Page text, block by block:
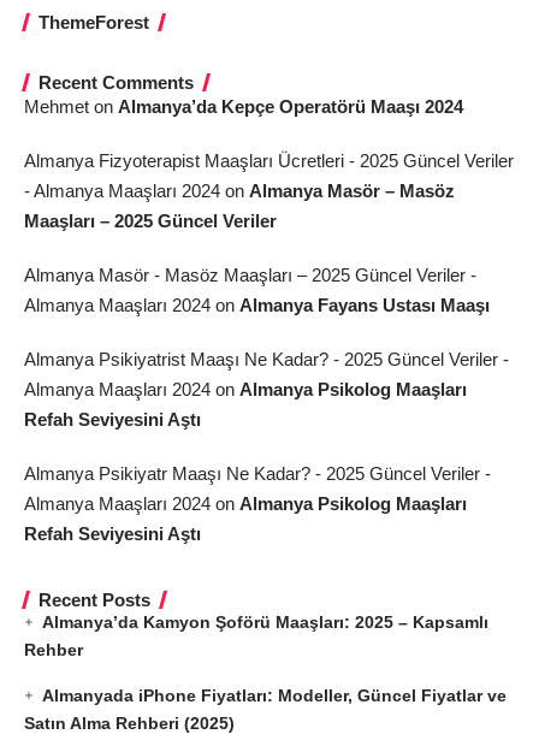
ThemeForest
Recent Comments
Mehmet on Almanya’da Kepçe Operatörü Maaşı 2024
Almanya Fizyoterapist Maaşları Ücretleri - 2025 Güncel Veriler
- Almanya Maaşları 2024 on Almanya Masör – Masöz
Maaşları – 2025 Güncel Veriler
Almanya Masör - Masöz Maaşları – 2025 Güncel Veriler -
Almanya Maaşları 2024 on Almanya Fayans Ustası Maaşı
Almanya Psikiyatrist Maaşı Ne Kadar? - 2025 Güncel Veriler -
Almanya Maaşları 2024 on Almanya Psikolog Maaşları
Refah Seviyesini Aştı
Almanya Psikiyatr Maaşı Ne Kadar? - 2025 Güncel Veriler -
Almanya Maaşları 2024 on Almanya Psikolog Maaşları
Refah Seviyesini Aştı
Recent Posts
Almanya’da Kamyon Şoförü Maaşları: 2025 – Kapsamlı
Rehber
Almanyada iPhone Fiyatları: Modeller, Güncel Fiyatlar ve
Satın Alma Rehberi (2025)